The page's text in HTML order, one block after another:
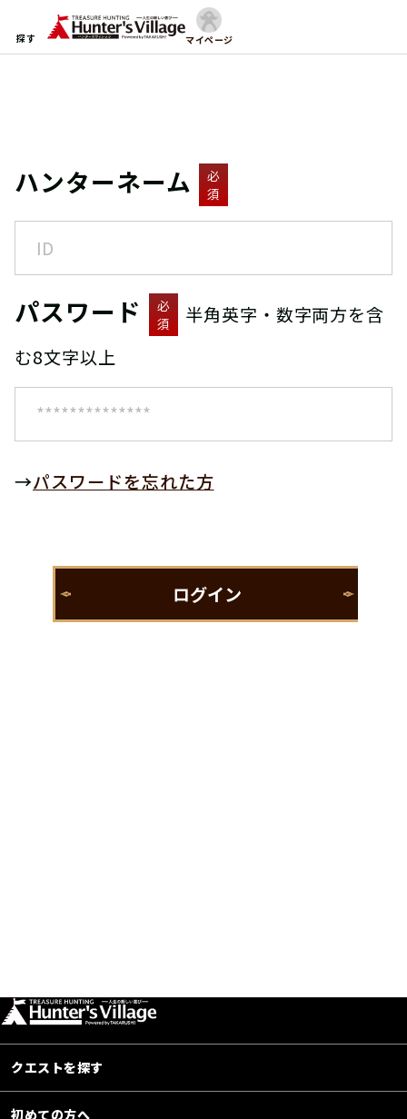
探す マイページ
ハンターネーム
必
須
パスワード
必
須
半角英字・数字両方を含
む8文字以上
→パスワードを忘れた方
クエストを探す
初めての方へ